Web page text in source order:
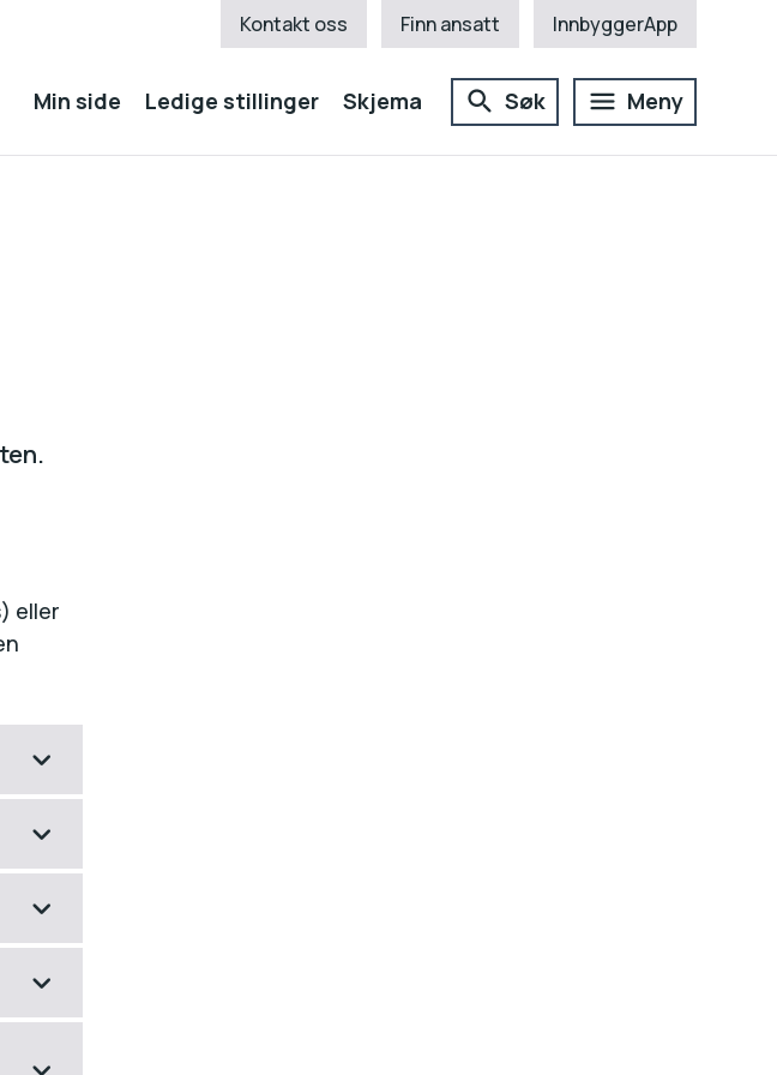
Kontakt oss Finn ansatt InnbyggerApp
Min side Ledige stillinger Skjema Søk Meny
eller